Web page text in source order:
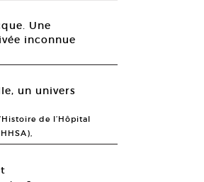
Une
inconnue
un univers
de l’Hôpital